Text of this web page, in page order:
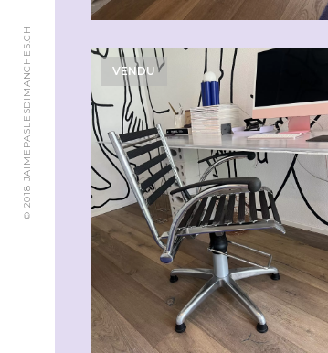
© 2018 JAIMEPASLESDIMANCHES.CH VENDU